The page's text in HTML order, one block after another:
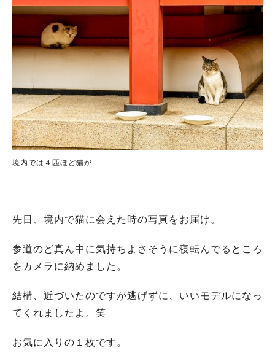
境内では４匹ほど猫が
先日、境内で猫に会えた時の写真をお届け。
参道のど真ん中に気持ちよさそうに寝転んでるところ
をカメラに納めました。
結構、近づいたのですが逃げずに、いいモデルになっ
てくれましたよ。笑
お気に入りの１枚です。